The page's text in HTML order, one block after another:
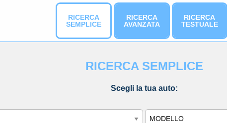
RICERCA
SEMPLICE
RICERCA
AVANZATA
RICERCA
TESTUALE
RICERCA SEMPLICE
Scegli la tua auto:
Modello